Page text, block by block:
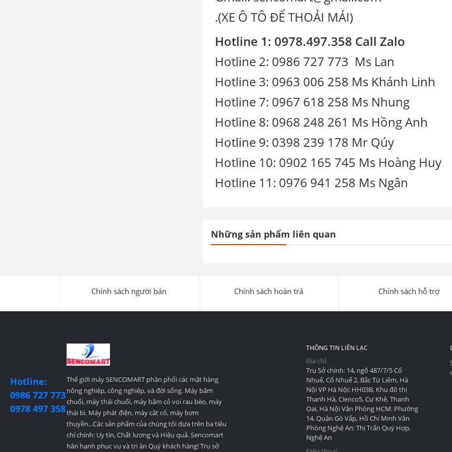
Hotline:
0986 727 773
0978 497 358
.(XE Ô TÔ ĐỂ THOẢI MÁI)
Hotline 1: 0978.497.358 Call Zalo
Hotline 2: 0986 727 773 Ms
Hotline 3: 0963 006 258 Ms Khánh Linh
Hotline 7: 0967 618 258 Ms Nhung
Hotline 8: 0968 248 261 Ms Hồng Anh
Hotline 9: 0398 239 178 Mr Qúy
Hotline 10: 0902 165 745 Ms Hoàng Huy
Hotline 11: 0976 941 258 Ms Ngân
Những sản phẩm liên quan
Chính sách người bán Chính sách hoàn trả Chính sách hỗ trợ
Thế giới máy SENCOMART phân phối các mặt hàng
nông nghiệp, công nghiệp, và đời sống. Máy băm
chuối, máy thái chuối, máy băm cỏ voi rau bèo, máy
thái bì. Máy phát điện, máy cắt cỏ, máy bơm
thuyền...Các sản phẩm của chúng tôi dựa trên ba tiêu
chí chính: Uy tín, Chất lượng và Hiệu quả. Sencomart
hân hạnh phục vụ và tri ân Quý khách hàng! Trụ sở
THÔNG TIN LIÊN LẠC
Địa chỉ:
Trụ Sở chính: 14, ngõ 487/7/5 Cổ
Nhuế, Cổ Nhuế 2, Bắc Từ Liêm, Hà
Nội VP Hà Nội: HH03B, Khu đô thị
Thanh Hà, Cienco5, Cự Khê, Thanh
Oai, Hà Nội Văn Phòng HCM: Phường
14, Quận Gò Vấp, Hồ Chí Minh Văn
Phòng Nghệ An: Thị Trấn Quỳ Hợp,
Nghệ An